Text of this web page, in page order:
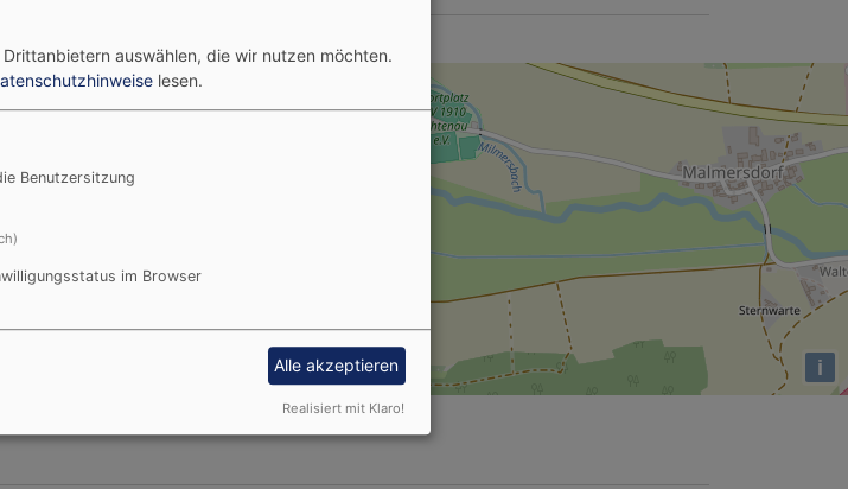
Pfarramt Lichtenau
i
auswählen, die wir nutzen möchten.
lesen.
Benutzersitzung
im Browser
Alle akzeptieren
Realisiert mit Klaro!